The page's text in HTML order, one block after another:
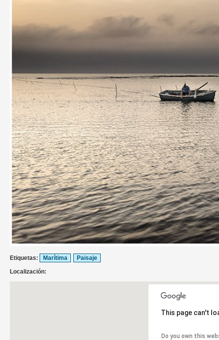
Etiquetas: Marítima
Paisaje
Localización:
This page can't
Do you own this